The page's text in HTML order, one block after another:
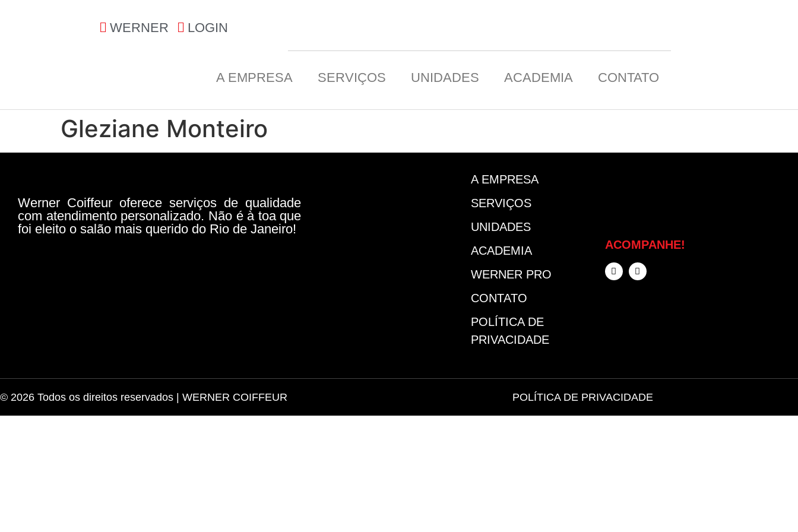
WERNER LOGIN
A EMPRESA SERVIÇOS UNIDADES ACADEMIA CONTATO
Gleziane Monteiro
Werner Coiffeur oferece serviços de qualidade
com atendimento personalizado. Não é à toa que
foi eleito o salão mais querido do Rio de Janeiro!
A EMPRESA
SERVIÇOS
UNIDADES
ACADEMIA
WERNER PRO
CONTATO
POLÍTICA DE
PRIVACIDADE
ACOMPANHE!
© 2026 Todos os direitos reservados | WERNER COIFFEUR POLÍTICA DE PRIVACIDADE